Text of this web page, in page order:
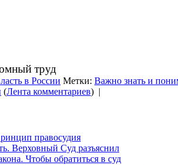
труд
в России Метки: Важно знать и
(Лента комментариев) |
правосудия
Верховный Суд разъяснил
Чтобы обратиться в суд